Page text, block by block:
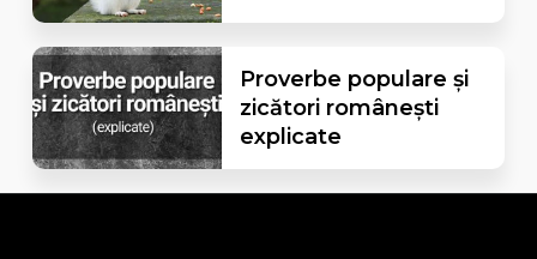
Proverbe populare și
zicători românești
explicate